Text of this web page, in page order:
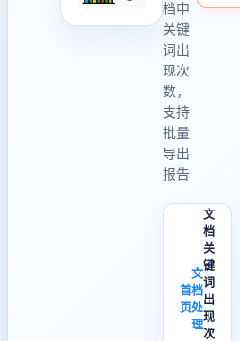
档中
关键
词出
现次
数，
支持
批量
导出
报告
首
页
文
档
处
理
文
档
关
键
词
出
现
次